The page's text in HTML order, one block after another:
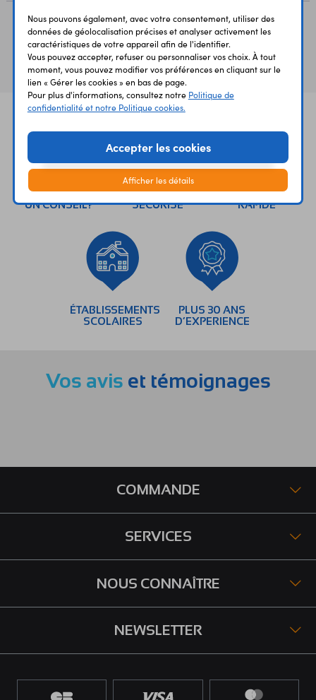
Vous avez déja consulté
UNE QUESTION?
UN CONSEIL?
PAIEMENT
SÉCURISÉ
LIVRAISON
RAPIDE
ÉTABLISSEMENTS
SCOLAIRES
PLUS 30 ANS
D’EXPERIENCE
Vos avis et témoignages
COMMANDE
SERVICES
NOUS CONNAÎTRE
NEWSLETTER
Nous pouvons également, avec votre consentement, utiliser des
données de géolocalisation précises et analyser activement les
caractéristiques de votre appareil afin de l'identifier.
Vous pouvez accepter, refuser ou personnaliser vos choix. À tout
moment, vous pouvez modifier vos préférences en cliquant sur le
lien « Gérer les cookies » en bas de page.
Pour plus d'informations, consultez notre Politique de
confidentialité et notre Politique cookies.
Accepter les cookies
Afficher les détails